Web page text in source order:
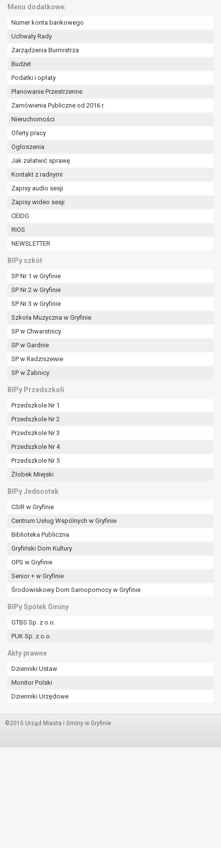
Menu dodatkowe:
Numer konta bankowego
Uchwały Rady
Zarządzenia Burmistrza
Budżet
Podatki i opłaty
Planowanie Przestrzenne
Zamówienia Publiczne od 2016 r.
Nieruchomości
Oferty pracy
Ogłoszenia
Jak załatwić sprawę
Kontakt z radnymi
Zapisy audio sesji
Zapisy wideo sesji
CEIDG
RIOS
NEWSLETTER
BIPy szkół
SP Nr 1 w Gryfinie
SP Nr 2 w Gryfinie
SP Nr 3 w Gryfinie
Szkoła Muzyczna w Gryfinie
SP w Chwarstnicy
SP w Gardnie
SP w Radziszewie
SP w Żabnicy
BIPy Przedszkoli
Przedszkole Nr 1
Przedszkole Nr 2
Przedszkole Nr 3
Przedszkole Nr 4
Przedszkole Nr 5
Żłobek Miejski
BIPy Jednostek
CSiR w Gryfinie
Centrum Usług Wspólnych w Gryfinie
Biblioteka Publiczna
Gryfiński Dom Kultury
OPS w Gryfinie
Senior + w Gryfinie
Środowiskowy Dom Samopomocy w Gryfinie
BIPy Spółek Gminy
GTBS Sp. z o.o.
PUK Sp. z o.o.
Akty prawne
Dzienniki Ustaw
Monitor Polski
Dzienniki Urzędowe
©2015 Urząd Miasta i Gminy w Gryfinie